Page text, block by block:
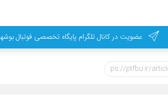
عضویت در کانال تلگرام پایگاه تخصصی فوتبال